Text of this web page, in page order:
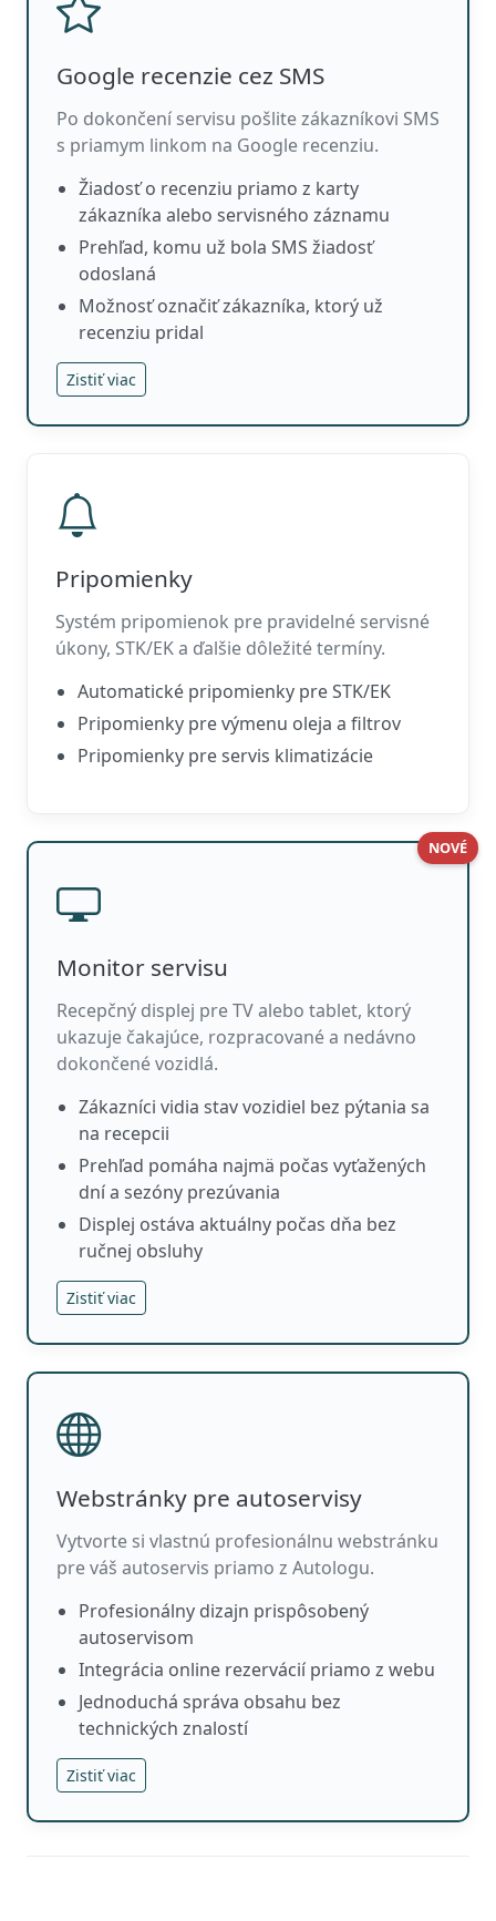
Google recenzie cez SMS
Po dokončení servisu pošlite zákazníkovi SMS
s priamym linkom na Google recenziu.
Žiadosť o recenziu priamo z karty
zákazníka alebo servisného záznamu
Prehľad, komu už bola SMS žiadosť
odoslaná
Možnosť označiť zákazníka, ktorý už
recenziu pridal
Zistiť viac
Pripomienky
Systém pripomienok pre pravidelné servisné
úkony, STK/EK a ďalšie dôležité termíny.
Automatické pripomienky pre STK/EK
Pripomienky pre výmenu oleja a filtrov
Pripomienky pre servis klimatizácie
NOVÉ
Monitor servisu
Recepčný displej pre TV alebo tablet, ktorý
ukazuje čakajúce, rozpracované a nedávno
dokončené vozidlá.
Zákazníci vidia stav vozidiel bez pýtania sa
na recepcii
Prehľad pomáha najmä počas vyťažených
dní a sezóny prezúvania
Displej ostáva aktuálny počas dňa bez
ručnej obsluhy
Zistiť viac
Webstránky pre autoservisy
Vytvorte si vlastnú profesionálnu webstránku
pre váš autoservis priamo z Autologu.
Profesionálny dizajn prispôsobený
autoservisom
Integrácia online rezervácií priamo z webu
Jednoduchá správa obsahu bez
technických znalostí
Zistiť viac